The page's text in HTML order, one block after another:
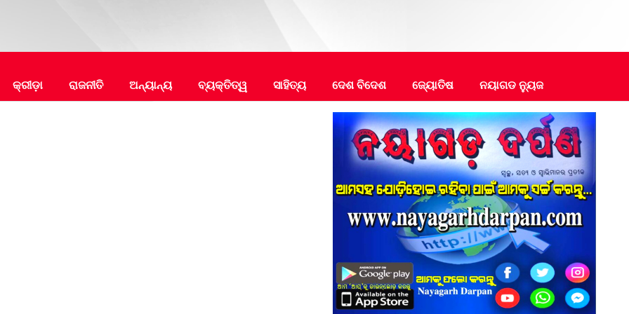
କ୍ରୀଡ଼ା ରାଜନୀତି ଅନ୍ୟାନ୍ୟ ବ୍ୟକ୍ତିତ୍ୱ ସାହିତ୍ୟ ଦେଶ ବିଦେଶ ଜ୍ୟୋତିଷ ନୟାଗଡ ନ୍ୟୁଜ